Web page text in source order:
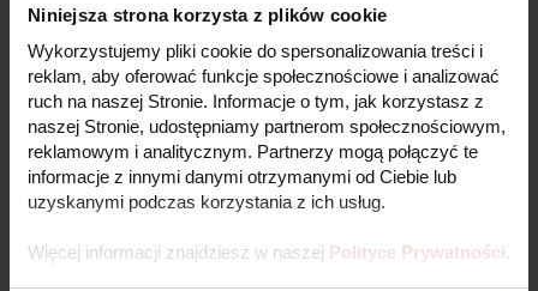
Niniejsza strona korzysta z plików cookie
Wykorzystujemy pliki cookie do spersonalizowania treści i
reklam, aby oferować funkcje społecznościowe i analizować
ruch na naszej Stronie. Informacje o tym, jak korzystasz z
naszej Stronie, udostępniamy partnerom społecznościowym,
reklamowym i analitycznym. Partnerzy mogą połączyć te
informacje z innymi danymi otrzymanymi od Ciebie lub
uzyskanymi podczas korzystania z ich usług.
Więcej informacji znajdziesz w naszej Polityce Prywatności.
Fixit!
1
Zarejestruj zlecenie naprawy online
Wypełnij prosty formularz rejestracyjny,
potrzebujemy tylko kilku podstawowych
informacji aby rozpocząć proces naprawy.
2
Fixit wstępnie zweryfikuje Twoje zlecenie
Po otrzymaniu Twojego zgłoszenia, nasz zespół
wstępnie zweryfikuje zlecenie, aby zapewnić